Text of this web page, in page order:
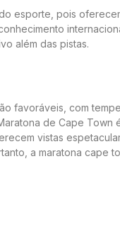
esporte, pois
além das pistas.
favoráveis, com
de Cape
vistas
a maratona cape